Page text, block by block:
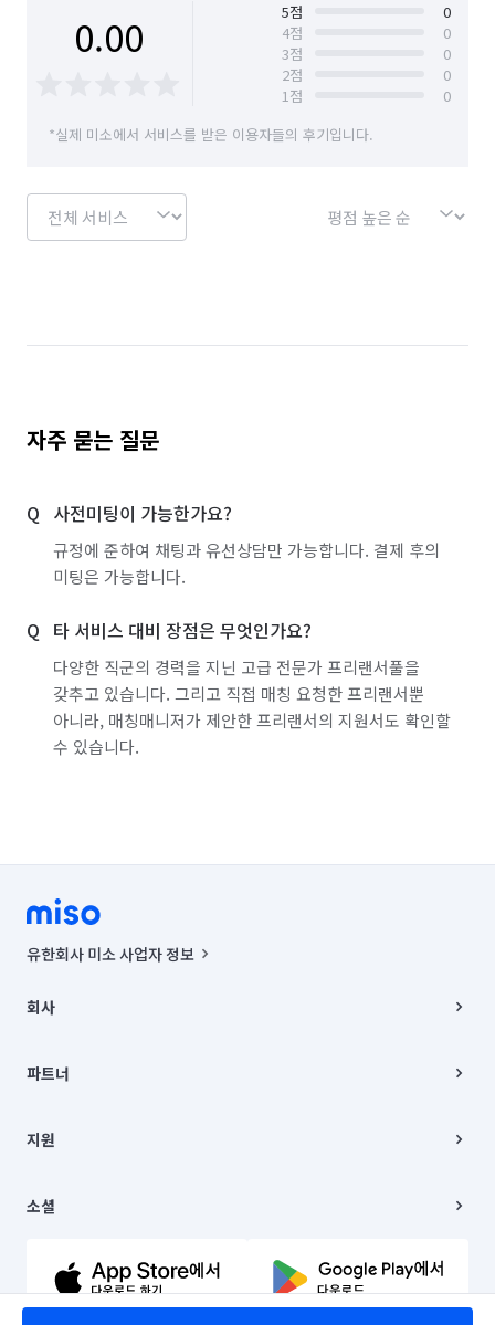
0.00 5점
0
4점
0
3점
0
2점
0
1점
0
*실제 미소에서 서비스를 받은 이용자들의 후기입니다.
자주 묻는 질문
사전미팅이 가능한가요?
규정에 준하여 채팅과 유선상담만 가능합니다. 결제 후의
미팅은 가능합니다.
타 서비스 대비 장점은 무엇인가요?
다양한 직군의 경력을 지닌 고급 전문가 프리랜서풀을
갖추고 있습니다. 그리고 직접 매칭 요청한 프리랜서뿐
아니라, 매칭매니저가 제안한 프리랜서의 지원서도 확인할
수 있습니다.
유한회사 미소 사업자 정보
00019 |
주소 | 본사: 서울특별시 종로구 율곡로 6(중학동, 트윈트리빌딩) B동 5층
컨택센터 : 서울특별시 종로구 수송동 율곡로 24, 7층, 8층 미소
상품, 상품정보, 거래에 관한 의무와 책임은 거래당사자에게 있습니다.
언론 보도 관련 문의:
© 유한회사 미소. Miso, Inc. All Rights Reserved.
회사
채용
파트너
이사
지원
이용약관
문의하기
소셜
유튜브